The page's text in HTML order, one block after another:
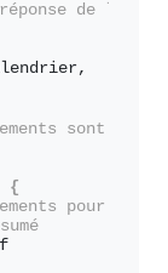
de la
sont
{
pour